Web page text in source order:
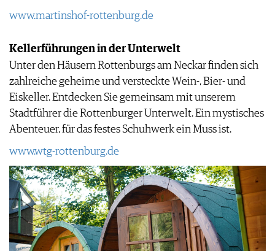
www.martinshof-rottenburg.de
Kellerführungen in der Unterwelt
Unter den Häusern Rottenburgs am Neckar finden sich
zahlreiche geheime und versteckte Wein-, Bier- und
Eiskeller. Entdecken Sie gemeinsam mit unserem
Stadtführer die Rottenburger Unterwelt. Ein mystisches
Abenteuer, für das festes Schuhwerk ein Muss ist.
www.wtg-rottenburg.de